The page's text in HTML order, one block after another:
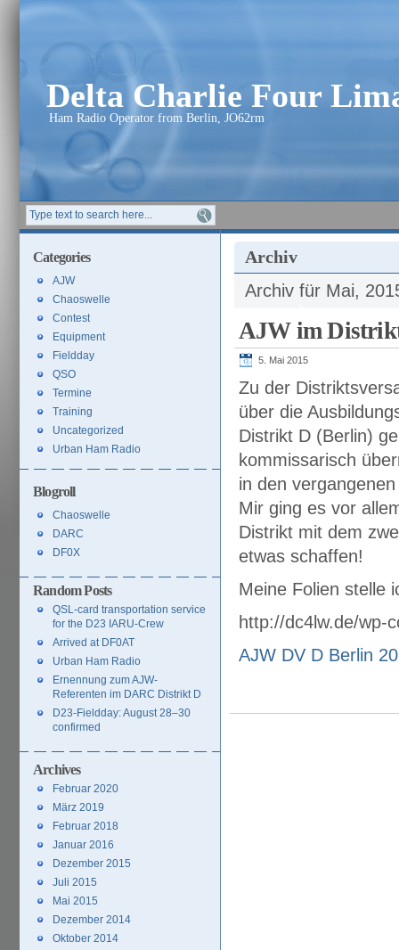
Delta Charlie Four
Ham Radio Operator from Berlin, JO62rm
Archiv
Archiv für Mai,
AJW im
5. Mai 2015
Zu der
über die
Distrikt D (Berlin)
kommissarisch
in den
Mir ging es vor
Distrikt mit dem
etwas schaffen!
Meine Folien stelle
http://dc4lw.de/wp-
AJW DV D Berlin
Categories
AJW
Chaoswelle
Contest
Equipment
Fieldday
QSO
Termine
Training
Uncategorized
Urban Ham Radio
Blogroll
Chaoswelle
DARC
DF0X
Random Posts
QSL-card transportation service
for the D23 IARU-Crew
Arrived at DF0AT
Urban Ham Radio
Ernennung zum AJW-
Referenten im DARC Distrikt D
D23-Fieldday: August 28–30
confirmed
Archives
Februar 2020
März 2019
Februar 2018
Januar 2016
Dezember 2015
Juli 2015
Mai 2015
Dezember 2014
Oktober 2014